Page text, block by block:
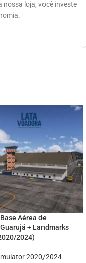
nossa loja, você investe
Aérea de
+ Landmarks
2024)
2020/2024